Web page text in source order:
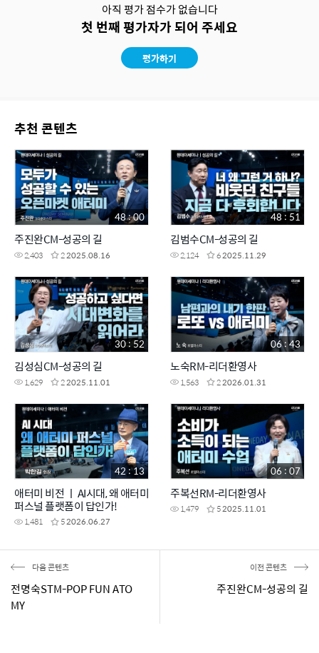
아직 평가 점수가 없습니다
첫 번째 평가자가 되어 주세요
평가하기
추천 콘텐츠
주진완CM-성공의 길
2,403 22025.08.16
48 : 00
김범수CM-성공의 길
2,124 62025.11.29
48 : 51
김성심CM-성공의 길
1,629 22025.11.01
30 : 52
노숙RM-리더환영사
1,563 22026.01.31
06 : 43
애터미 비전 ㅣ AI시대, 왜 애터미
퍼스널 플랫폼이 답인가!
1,481 52026.06.27
42 : 13
주복선RM-리더환영사
1,479 52025.11.01
06 : 07
다음 콘텐츠
전명숙STM-POP FUN ATO
MY
이전 콘텐츠
주진완CM-성공의 길